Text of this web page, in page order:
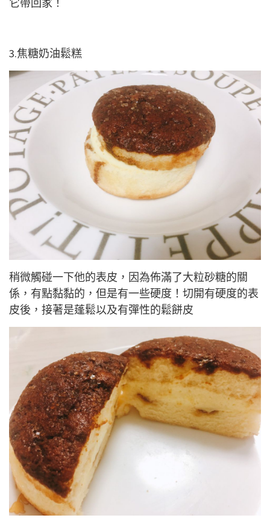
它帶回家！
3.焦糖奶油鬆糕
稍微觸碰一下他的表皮，因為佈滿了大粒砂糖的關
係，有點黏黏的，但是有一些硬度！切開有硬度的表
皮後，接著是蓬鬆以及有彈性的鬆餅皮